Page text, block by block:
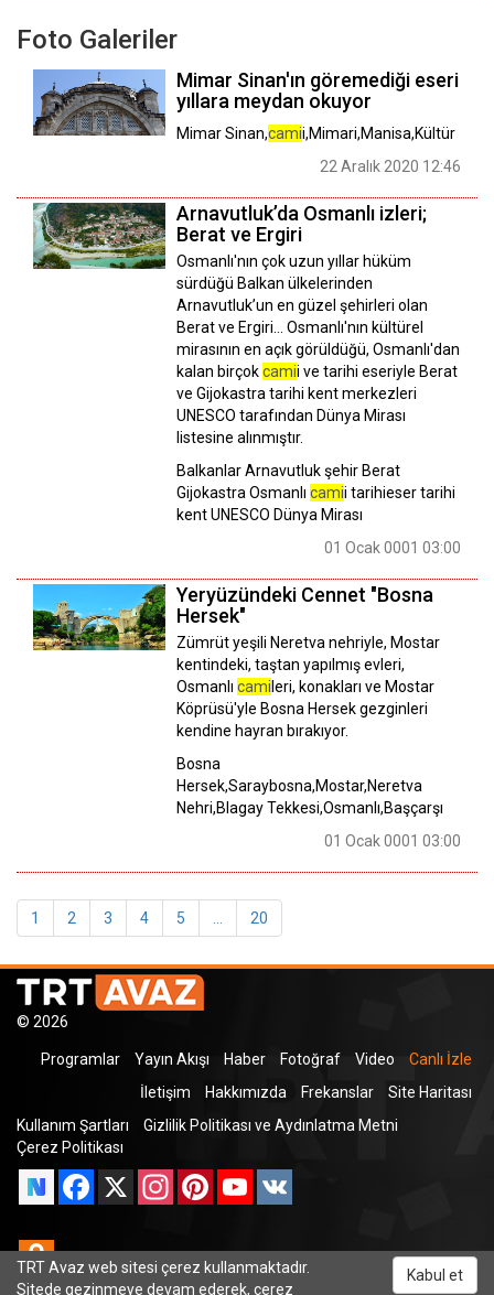
Foto Galeriler
Mimar Sinan'ın göremediği eseri
yıllara meydan okuyor
Mimar Sinan,camii,Mimari,Manisa,Kültür
22 Aralık 2020 12:46
Arnavutluk’da Osmanlı izleri;
Berat ve Ergiri
Osmanlı'nın çok uzun yıllar hüküm
sürdüğü Balkan ülkelerinden
Arnavutluk’un en güzel şehirleri olan
Berat ve Ergiri… Osmanlı'nın kültürel
mirasının en açık görüldüğü, Osmanlı'dan
kalan birçokcamii ve tarihi eseriyle Berat
ve Gijokastra tarihi kent merkezleri
UNESCO tarafından Dünya Mirası
listesine alınmıştır.
Balkanlar Arnavutluk şehir Berat
Gijokastra Osmanlı camii tarihieser tarihi
kent UNESCO Dünya Mirası
01 Ocak 0001 03:00
Yeryüzündeki Cennet "Bosna
Hersek"
Zümrüt yeşili Neretva nehriyle, Mostar
kentindeki, taştan yapılmış evleri,
Osmanlı cami leri, konakları ve Mostar
Köprüsü'yle Bosna Hersek gezginleri
kendine hayran bırakıyor.
Bosna
Hersek,Saraybosna,Mostar,Neretva
Nehri,Blagay Tekkesi,Osmanlı,Başçarşı
01 Ocak 0001 03:00
1 2 3 4 5 20
© 2026
Programlar Yayın Akışı Haber Fotoğraf Video
Canlı İzle
İletişim
Hakkımızda Frekanslar
Site Haritası
Kullanım Şartları
Gizlilik Politikası ve Aydınlatma Metni
Çerez Politikası
Facebook
X InstagramPinterestYouTube
Odnoklassniki
TRT Avaz web sitesi çerez kullanmaktadır.
Sitede gezinmeye devam ederek, çerez
Kabul et